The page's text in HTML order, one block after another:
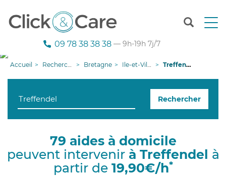
T
n
g
i
09 78 38 38 38 — 9h-19h 7j/7
Accueil Recherche aide à domicile Bretagne Ile-et-Vilaine Treffendel
Rechercher
79 aides à domicile
peuvent intervenir à Treffendel à
partir de 19,90€/h*